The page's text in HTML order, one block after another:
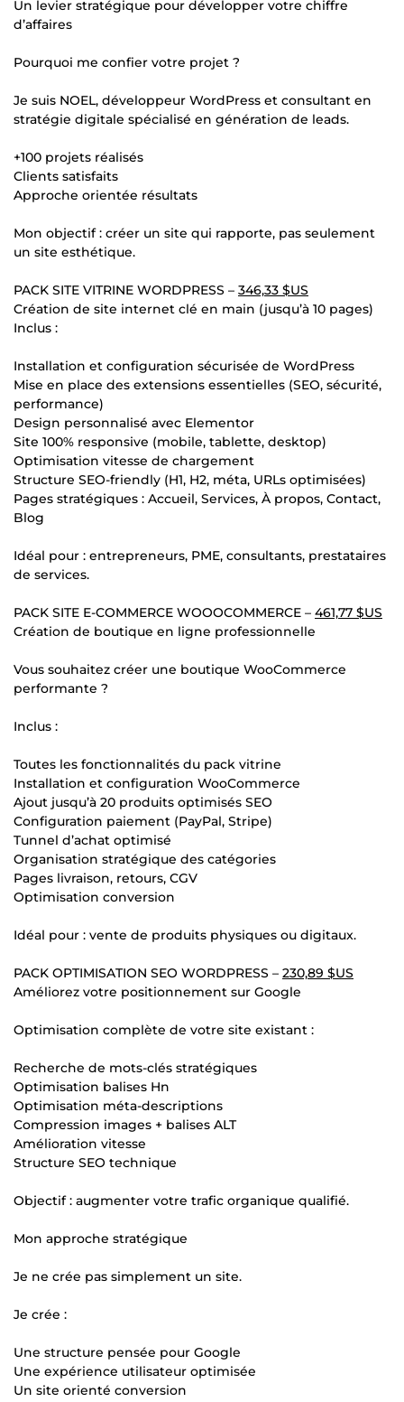
Un levier stratégique pour développer votre chiffre
d’affaires
Pourquoi me confier votre projet ?
Je suis NOEL, développeur WordPress et consultant en
stratégie digitale spécialisé en génération de leads.
+100 projets réalisés
Clients satisfaits
Approche orientée résultats
Mon objectif : créer un site qui rapporte, pas seulement
un site esthétique.
PACK SITE VITRINE WORDPRESS – 346,33 $US
Création de site internet clé en main (jusqu’à 10 pages)
Inclus :
Installation et configuration sécurisée de WordPress
Mise en place des extensions essentielles (SEO, sécurité,
performance)
Design personnalisé avec Elementor
Site 100% responsive (mobile, tablette, desktop)
Optimisation vitesse de chargement
Structure SEO-friendly (H1, H2, méta, URLs optimisées)
Pages stratégiques : Accueil, Services, À propos, Contact,
Blog
Idéal pour : entrepreneurs, PME, consultants, prestataires
de services.
PACK SITE E-COMMERCE WOOOCOMMERCE – 461,77 $US
Création de boutique en ligne professionnelle
Vous souhaitez créer une boutique WooCommerce
performante ?
Inclus :
Toutes les fonctionnalités du pack vitrine
Installation et configuration WooCommerce
Ajout jusqu’à 20 produits optimisés SEO
Configuration paiement (PayPal, Stripe)
Tunnel d’achat optimisé
Organisation stratégique des catégories
Pages livraison, retours, CGV
Optimisation conversion
Idéal pour : vente de produits physiques ou digitaux.
PACK OPTIMISATION SEO WORDPRESS – 230,89 $US
Améliorez votre positionnement sur Google
Optimisation complète de votre site existant :
Recherche de mots-clés stratégiques
Optimisation balises Hn
Optimisation méta-descriptions
Compression images + balises ALT
Amélioration vitesse
Structure SEO technique
Objectif : augmenter votre trafic organique qualifié.
Mon approche stratégique
Je ne crée pas simplement un site.
Je crée :
Une structure pensée pour Google
Une expérience utilisateur optimisée
Un site orienté conversion